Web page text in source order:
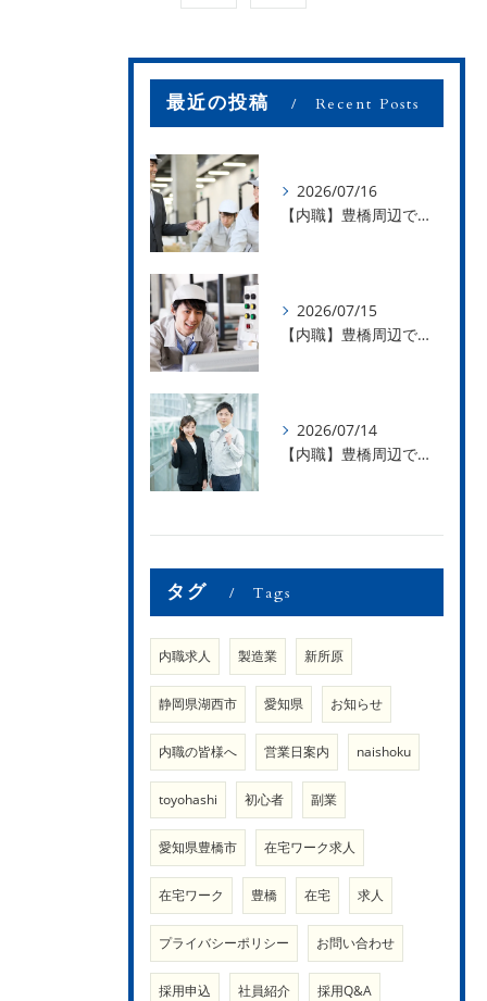
最近の投稿 Recent Posts
2026/07/16
【内職】豊橋周辺で内職のお仕事を探している方募集中！【お仕事の内容】
2026/07/15
【内職】豊橋周辺で内職のお仕事を探している方募集中！【急な学級閉鎖も安心】
2026/07/14
【内職】豊橋周辺で内職のお仕事を探している方募集中！【内職さまのお声②】
タグ Tags
内職求人 製造業 新所原
静岡県湖西市 愛知県 お知らせ
内職の皆様へ 営業日案内 naishoku
toyohashi 初心者 副業
愛知県豊橋市 在宅ワーク求人
在宅ワーク 豊橋 在宅 求人
プライバシーポリシー お問い合わせ
採用申込 社員紹介 採用Q&A